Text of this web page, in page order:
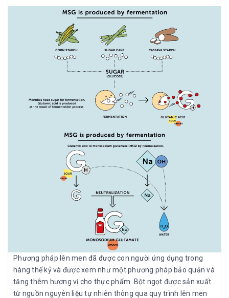
Phương pháp lên men đã được con người ứng dụng trong
hàng thế kỷ và được xem như một phương pháp bảo quản và
tăng thêm hương vị cho thực phẩm. Bột ngọt được sản xuất
từ nguồn nguyên liệu tự nhiên thông qua quy trình lên men